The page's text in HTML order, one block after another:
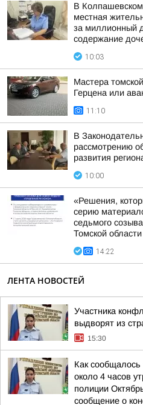
В
местная
за миллионный
содержание
10:03
Мастера
Герцена или
11:10
В
рассмотрению
развития
10:00
«Решения,
серию
седьмого
Томской области
14:22
ЛЕНТА НОВОСТЕЙ
Участника
выдворят из
15:30
Как сообщалось
около 4 часов
полиции
сообщение о